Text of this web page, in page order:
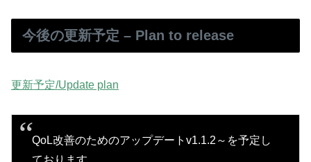
今後の更新予定 – Plan to release
更新予定/Update plan
QoL改善のためのアップデートv1.1.2～を予定し
ております。